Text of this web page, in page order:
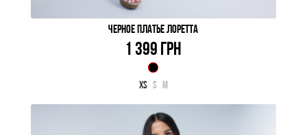
ЧЕРНОЕ ПЛАТЬЕ ЛОРЕТТА
1 399 ГРН
XS S M